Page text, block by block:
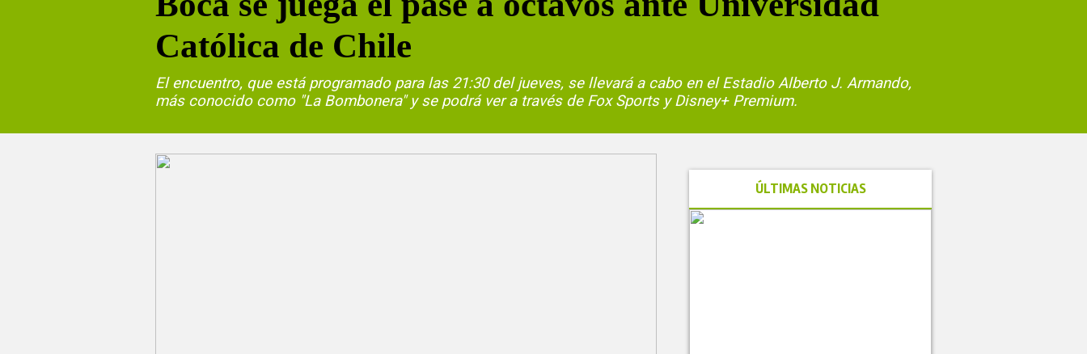
Católica de Chile
El encuentro, que está programado para las 21:30 del jueves, se llevará a cabo en el Estadio Alberto J. Armando,
más conocido como "La Bombonera" y se podrá ver a través de Fox Sports y Disney+ Premium.
ÚLTIMAS NOTICIAS